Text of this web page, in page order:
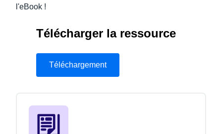
l'eBook !
Télécharger la ressource
Téléchargement